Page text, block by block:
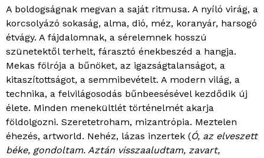
A boldogságnak megvan a saját ritmusa. A nyíló virág, a
korcsolyázó sokaság, alma, dió, méz, koranyár, harsogó
étvágy. A fájdalomnak, a sérelemnek hosszú
szünetektől terhelt, fárasztó énekbeszéd a hangja.
Mekas fölrója a bűnöket, az igazságtalanságot, a
kitaszítottságot, a semmibevételt. A modern világ, a
technika, a felvilágosodás bűnbeesésével kezdődik új
élete. Minden menekültlét történelmét akarja
földolgozni. Szeretetroham, mizantrópia. Meztelen
éhezés, artworld. Nehéz, lázas inzertek (Ó, az elveszett
béke, gondoltam. Aztán visszaaludtam, zavart,